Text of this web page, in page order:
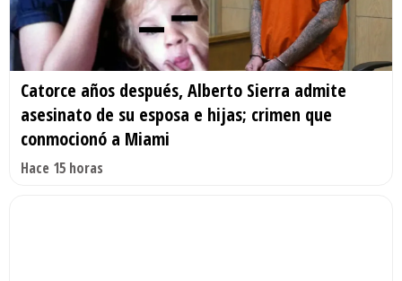
Catorce años después, Alberto Sierra admite
asesinato de su esposa e hijas; crimen que
conmocionó a Miami
Hace 15 horas